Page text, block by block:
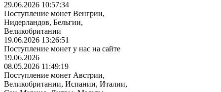
29.06.2026 10:57:34
Поступление монет Венгрии,
Нидерландов, Бельгии,
Великобритании
19.06.2026 13:26:51
Поступление монет у нас на сайте
19.06.2026
08.05.2026 11:49:19
Поступление монет Австрии,
Великобритании, Испании, Италии,